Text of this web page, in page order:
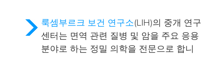
룩셈부르크 보건 연구소(LIH)의 중개 연구
센터는 면역 관련 질병 및 암을 주요 응용
분야로 하는 정밀 의학을 전문으로 합니